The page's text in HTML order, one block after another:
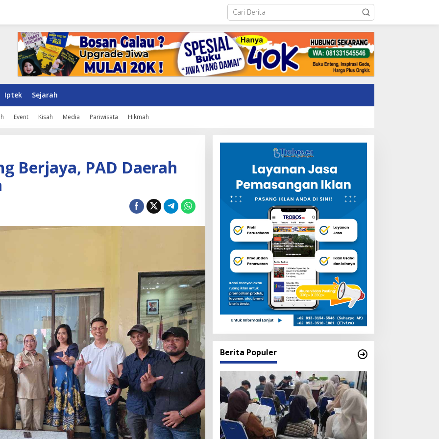
Iptek Sejarah
Event Kisah Media Pariwisata Hikmah
Berjaya, PAD Daerah
Berita Populer